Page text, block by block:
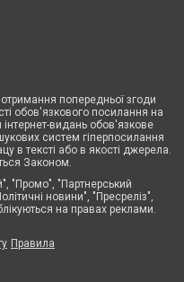
попередньої згоди
обов'язкового посилання на
видань обов'язкове
систем гіперпосилання
в тексті або в якості джерела.
Законом.
"Промо", "Партнерський
новини", "Пресреліз",
на правах реклами.
Правила